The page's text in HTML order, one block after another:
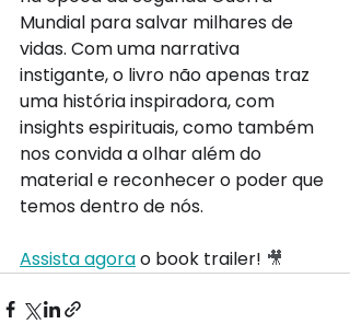
Mundial para salvar milhares de
vidas. Com uma narrativa
instigante, o livro não apenas traz
uma história inspiradora, com
insights espirituais, como também
nos convida a olhar além do
material e reconhecer o poder que
temos dentro de nós.
Assista agora o book trailer! 🎥